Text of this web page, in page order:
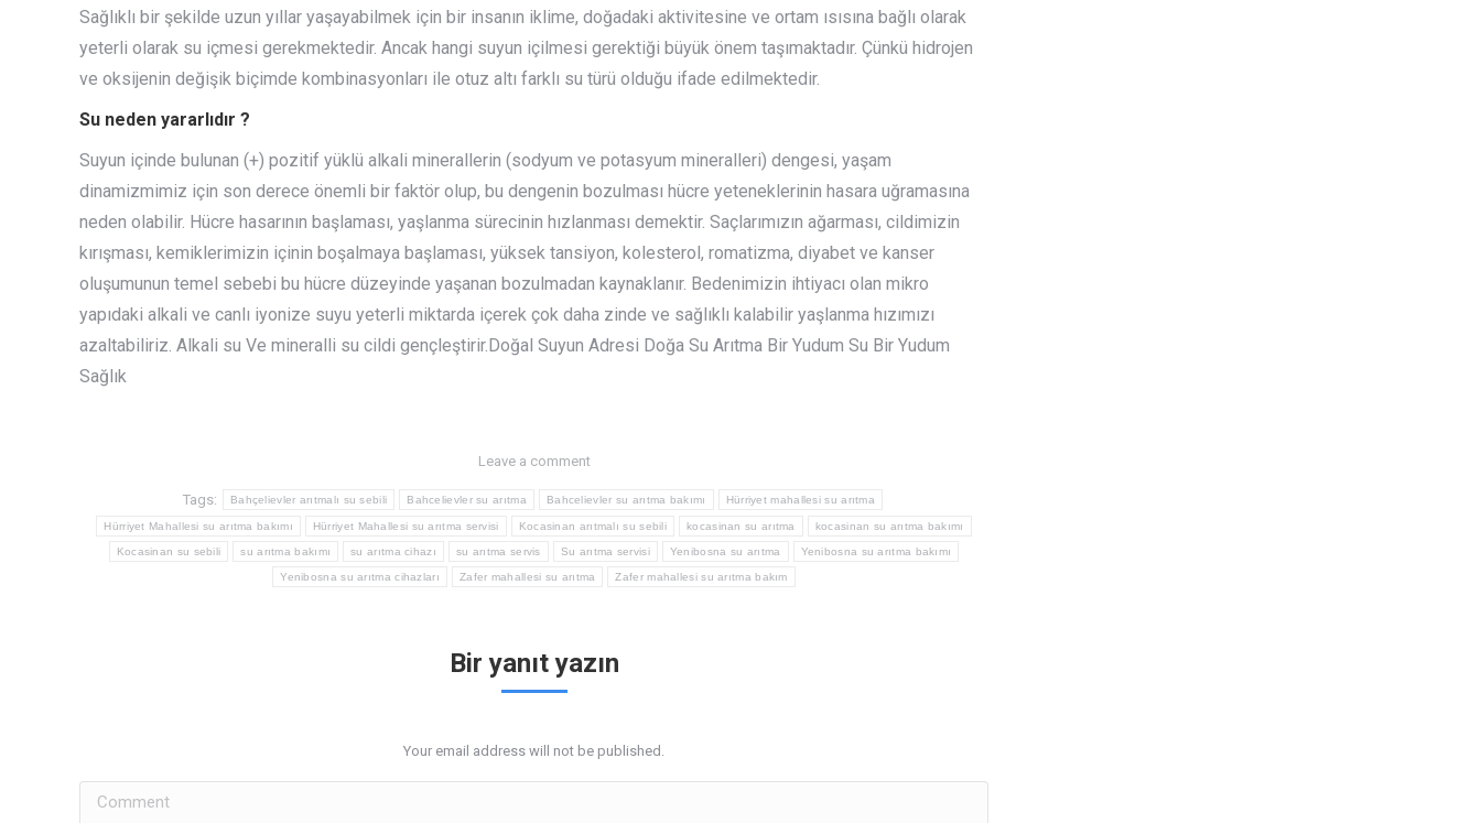
Sağlıklı bir şekilde uzun yıllar yaşayabilmek için bir insanın iklime, doğadaki aktivitesine ve ortam ısısına bağlı olarak
yeterli olarak su içmesi gerekmektedir. Ancak hangi suyun içilmesi gerektiği büyük önem taşımaktadır. Çünkü hidrojen
ve oksijenin değişik biçimde kombinasyonları ile otuz altı farklı su türü olduğu ifade edilmektedir.
Su neden yararlıdır ?
Suyun içinde bulunan (+) pozitif yüklü alkali minerallerin (sodyum ve potasyum mineralleri) dengesi, yaşam
dinamizmimiz için son derece önemli bir faktör olup, bu dengenin bozulması hücre yeteneklerinin hasara uğramasına
neden olabilir. Hücre hasarının başlaması, yaşlanma sürecinin hızlanması demektir. Saçlarımızın ağarması, cildimizin
kırışması, kemiklerimizin içinin boşalmaya başlaması, yüksek tansiyon, kolesterol, romatizma, diyabet ve kanser
oluşumunun temel sebebi bu hücre düzeyinde yaşanan bozulmadan kaynaklanır. Bedenimizin ihtiyacı olan mikro
yapıdaki alkali ve canlı iyonize suyu yeterli miktarda içerek çok daha zinde ve sağlıklı kalabilir yaşlanma hızımızı
azaltabiliriz. Alkali su Ve mineralli su cildi gençleştirir.Doğal Suyun Adresi Doğa Su Arıtma Bir Yudum Su Bir Yudum
Sağlık
Leave a comment
Tags: Bahçelievler arıtmalı su sebili Bahcelievler su arıtma Bahcelievler su arıtma bakımı Hürriyet mahallesi su arıtma
Hürriyet Mahallesi su arıtma bakımı Hürriyet Mahallesi su arıtma servisi Kocasinan arıtmalı su sebili kocasinan su arıtma kocasinan su arıtma bakımı
Kocasinan su sebili su arıtma bakımı su arıtma cihazı su arıtma servis Su arıtma servisi Yenibosna su arıtma Yenibosna su arıtma bakımı
Yenibosna su arıtma cihazları Zafer mahallesi su arıtma Zafer mahallesi su arıtma bakım
Bir yanıt yazın
Your email address will not be published.
Comment